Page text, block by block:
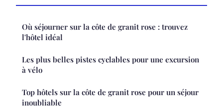
Où séjourner sur la côte de granit rose : trouvez
l'hôtel idéal
Les plus belles pistes cyclables pour une excursion
à vélo
Top hôtels sur la côte de granit rose pour un séjour
inoubliable